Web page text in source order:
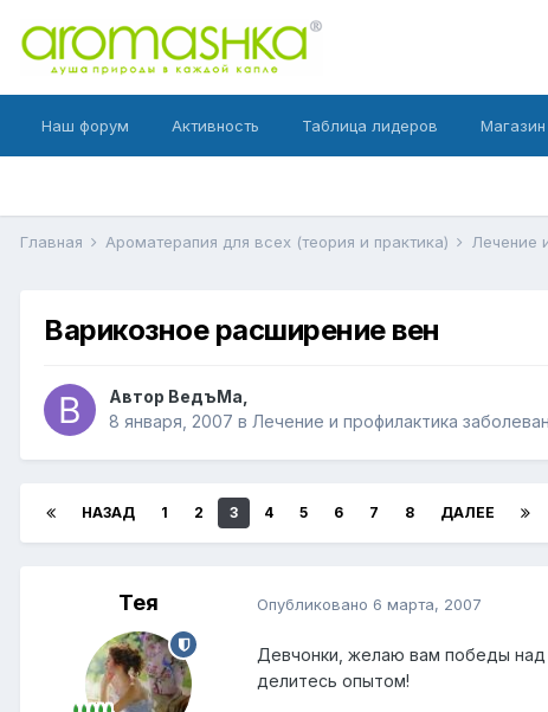
Наш форум Активность Таблица лидеров
Главная Ароматерапия для всех (теория и практика) Лечение
Варикозное расширение вен
Автор ВедъМа
8 января, 2007 в Лечение и профилактика
НАЗАД 1 2 3 4 5 6 7 8 ДАЛЕЕ
Тея Опубликовано 6 марта, 2007
Девчонки, желаю вам победы над
делитесь опытом!